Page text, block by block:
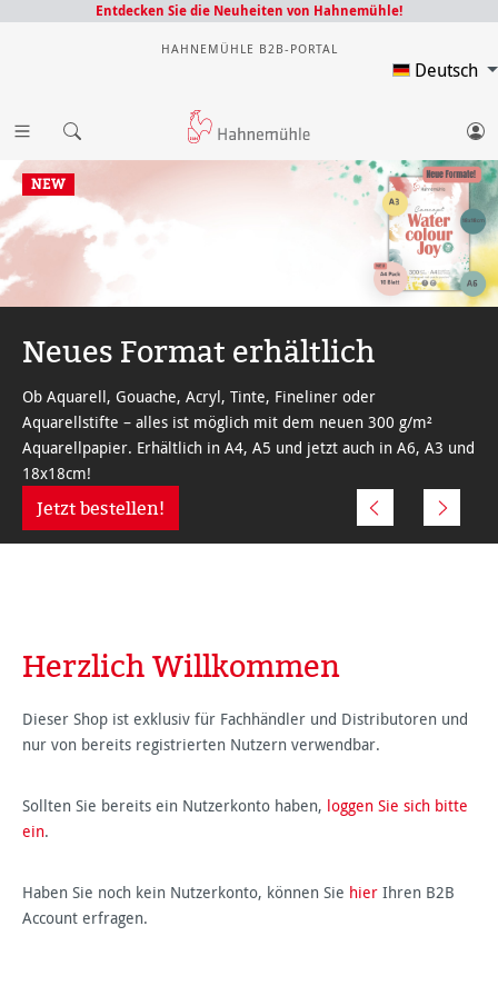
Entdecken Sie die Neuheiten von Hahnemühle!
HAHNEMÜHLE B2B-PORTAL
Deutsch
NEW
Neues Format erhältlich
Ob Aquarell, Gouache, Acryl, Tinte, Fineliner oder
Aquarellstifte – alles ist möglich mit dem neuen 300 g/m²
Aquarellpapier. Erhältlich in A4, A5 und jetzt auch in A6, A3 und
18x18cm!
Jetzt bestellen!
Herzlich Willkommen
Dieser Shop ist exklusiv für Fachhändler und Distributoren und
nur von bereits registrierten Nutzern verwendbar.
Sollten Sie bereits ein Nutzerkonto haben, loggen Sie sich bitte
ein.
Haben Sie noch kein Nutzerkonto, können Sie hier Ihren B2B
Account erfragen.